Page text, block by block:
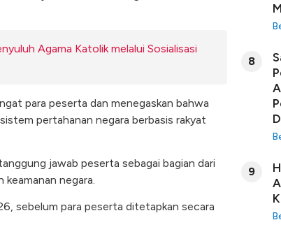
Agama Katolik melalui Sosialisasi
para peserta dan menegaskan bahwa
pertahanan negara berbasis rakyat
jawab peserta sebagai bagian dari
negara.
sebelum para peserta ditetapkan secara
8
9